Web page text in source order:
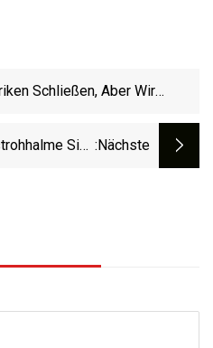
Schließen, Aber Wir
Grund. Sind :nächste